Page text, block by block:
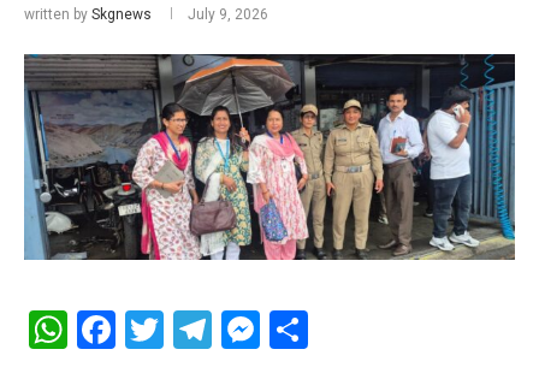
written by Skgnews July 9, 2026
WhatsApp
Facebook
Twitter
Telegram
Messenger